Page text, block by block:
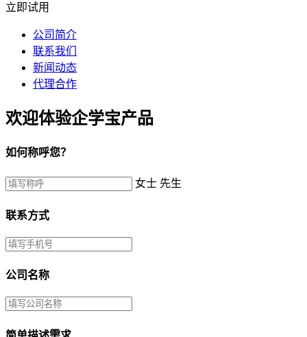
立即试用
公司简介
联系我们
新闻动态
代理合作
欢迎体验企学宝产品
如何称呼您？
女士 先生
联系方式
公司名称